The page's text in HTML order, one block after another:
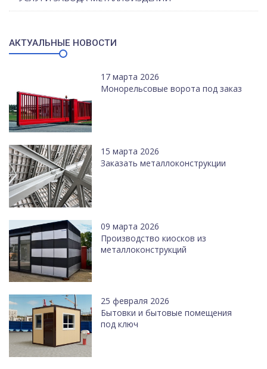
АКТУАЛЬНЫЕ НОВОСТИ
17 марта 2026
Монорельсовые ворота под заказ
15 марта 2026
Заказать металлоконструкции
09 марта 2026
Производство киосков из
металлоконструкций
25 февраля 2026
Бытовки и бытовые помещения
под ключ